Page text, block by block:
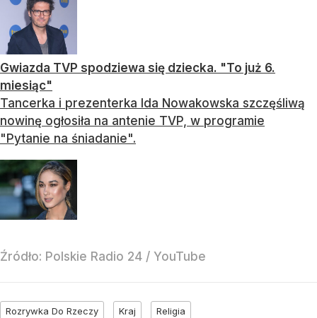
Gwiazda TVP spodziewa się dziecka. "To już 6.
miesiąc"
Tancerka i prezenterka Ida Nowakowska szczęśliwą
nowinę ogłosiła na antenie TVP, w programie
"Pytanie na śniadanie".
Źródło: Polskie Radio 24 / YouTube
Rozrywka Do Rzeczy Kraj Religia